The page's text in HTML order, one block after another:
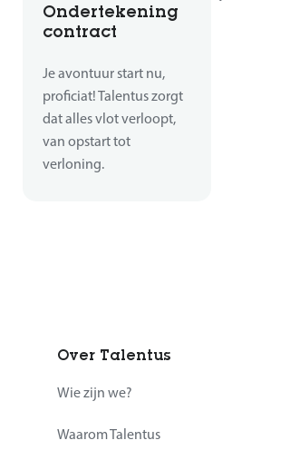
Ondertekening
contract
Je avontuur start nu,
proficiat! Talentus zorgt
dat alles vlot verloopt,
van opstart tot
verloning.
Over Talentus
Wie zijn we?
Waarom Talentus